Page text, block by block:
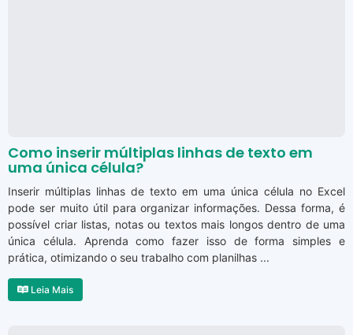
Como inserir múltiplas linhas de texto em
uma única célula?
Inserir múltiplas linhas de texto em uma única célula no Excel
pode ser muito útil para organizar informações. Dessa forma, é
possível criar listas, notas ou textos mais longos dentro de uma
única célula. Aprenda como fazer isso de forma simples e
prática, otimizando o seu trabalho com planilhas ...
Leia Mais